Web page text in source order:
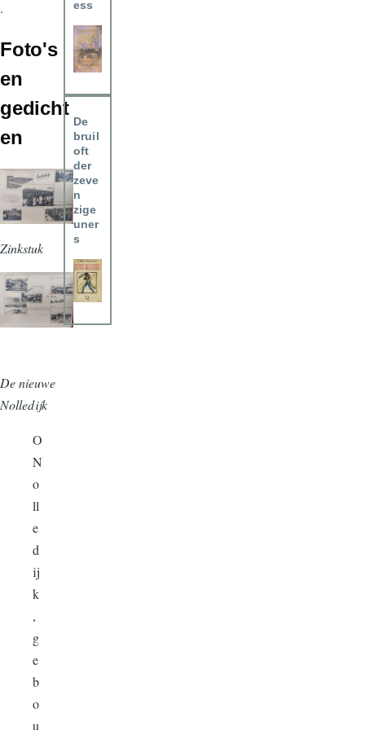
.
Foto's
en
gedicht
en
Zinkstuk
De nieuwe
Nolledijk
O
N
o
ll
e
d
ij
k
,
g
e
b
o
u
ess
De
bruil
oft
der
zeve
n
zige
uner
s